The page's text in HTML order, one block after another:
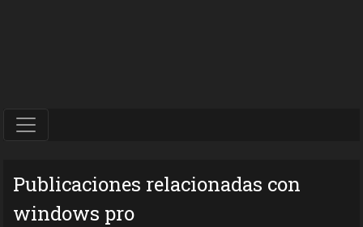
Publicaciones relacionadas con
windows pro